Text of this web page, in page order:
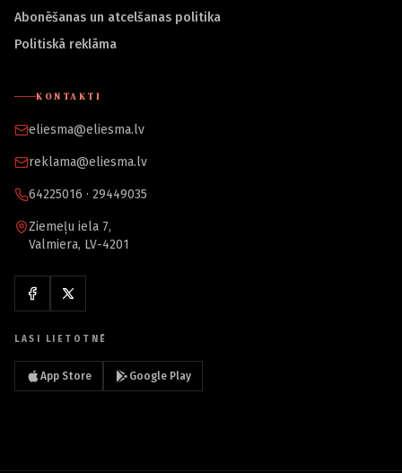
Abonēšanas un atcelšanas politika
Politiskā reklāma
KONTAKTI
eliesma@eliesma.lv
reklama@eliesma.lv
64225016 · 29449035
Ziemeļu iela 7,
Valmiera, LV-4201
LASI LIETOTNĒ
App Store Google Play